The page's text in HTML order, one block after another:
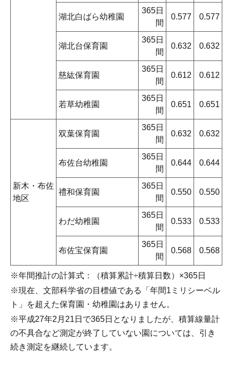
湖北白ばら幼稚園
365日
間
0.577 0.577
湖北台保育園
365日
間
0.632 0.632
慈紘保育園
365日
間
0.612 0.612
若草幼稚園
365日
間
0.651 0.651
新木・布佐
地区
双葉保育園
365日
間
0.632 0.632
布佐台幼稚園
365日
間
0.644 0.644
禮和保育園
365日
間
0.550 0.550
わだ幼稚園
365日
間
0.533 0.533
布佐宝保育園
365日
間
0.568 0.568
※年間推計の計算式：（積算累計÷積算日数）×365日
※現在、文部科学省の目標値である「年間1ミリシーベル
ト」を超えた保育園・幼稚園はありません。
※平成27年2月21日で365日となりましたが、積算線量計
の不具合など測定が終了していない園については、引き
続き測定を継続しています。